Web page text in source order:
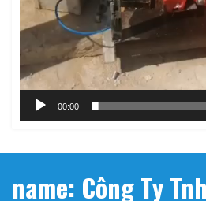
00:00
name: Công Ty